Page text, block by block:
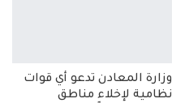
وزارة المعادن تدعو أي قوات
نظامية لإخلاء مناطق